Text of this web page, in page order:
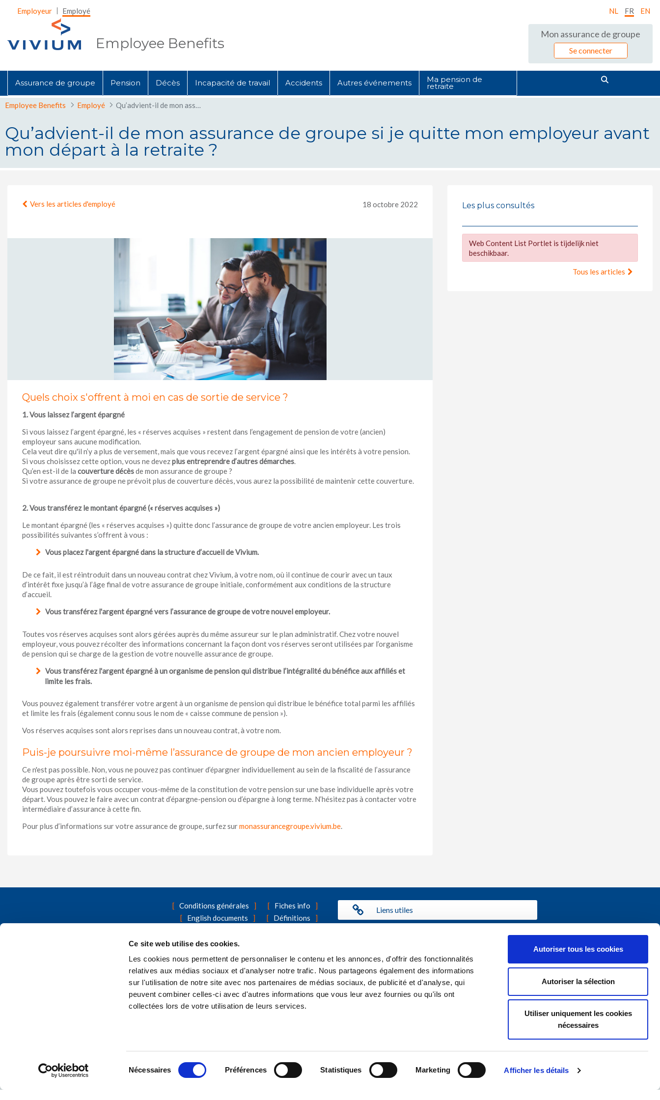
Ce site web utilise des cookies.
Les cookies nous permettent de personnaliser le contenu et les annonces, d'offrir des fonctionnalités
relatives aux médias sociaux et d'analyser notre trafic. Nous partageons également des informations
sur l'utilisation de notre site avec nos partenaires de médias sociaux, de publicité et d'analyse, qui
peuvent combiner celles-ci avec d'autres informations que vous leur avez fournies ou qu'ils ont
collectées lors de votre utilisation de leurs services.
Nécessaires Préférences Statistiques Marketing Afficher les détails
Autoriser tous les cookies
Autoriser la sélection
Utiliser uniquement les cookies
nécessaires
Saut au contenu principal
Employeur Employé NL FR EN
Employee Benefits
Mon assurance de groupe
Se connecter
Assurance de groupe Pension Décès Incapacité de travail Accidents Autres événements Ma pension de
retraite
Employee Benefits Employé Qu’advient-il de mon assurance de groupe si je quitte mon employeur avant mon départ à la retraite ?
Qu’advient-il de mon assurance de groupe si je quitte mon employeur avant
mon départ à la retraite ?
Vers les articles d'employé 18 octobre 2022
Quels choix s'offrent à moi en cas de sortie de service ?
1. Vous laissez l’argent épargné
Si vous laissez l’argent épargné, les « réserves acquises » restent dans l’engagement de pension de votre (ancien)
employeur sans aucune modification.
Cela veut dire qu'il n’y a plus de versement, mais que vous recevez l’argent épargné ainsi que les intérêts à votre pension.
Si vous choisissez cette option, vous ne devezplus entreprendre d’autres démarches.
Qu’en est-il de la couverture décèsde mon assurance de groupe ?
Si votre assurance de groupe ne prévoit plus de couverture décès, vous aurez la possibilité de maintenir cette couverture.
2. Vous transférez le montant épargné (« réserves acquises »)
Le montant épargné (les « réserves acquises ») quitte donc l’assurance de groupe de votre ancien employeur. Les trois
possibilités suivantes s’offrent à vous :
Vous placez l'argent épargné dans la structure d’accueil de Vivium.
De ce fait, il est réintroduit dans un nouveau contrat chez Vivium, à votre nom, où il continue de courir avec un taux
d’intérêt fixe jusqu’à l’âge final de votre assurance de groupe initiale, conformément aux conditions de la structure
d’accueil.
Vous transférez l'argent épargné vers l’assurance de groupe de votre nouvel employeur.
Toutes vos réserves acquises sont alors gérées auprès du même assureur sur le plan administratif. Chez votre nouvel
employeur, vous pouvez récolter des informations concernant la façon dont vos réserves seront utilisées par l’organisme
de pension qui se charge de la gestion de votre nouvelle assurance de groupe.
Vous transférez l'argent épargné à un organisme de pension qui distribue l’intégralité du bénéfice aux affiliés et
limite les frais.
Vous pouvez également transférer votre argent à un organisme de pension qui distribue le bénéfice total parmi les affiliés
et limite les frais (également connu sous le nom de « caisse commune de pension »).
Vos réserves acquises sont alors reprises dans un nouveau contrat, à votre nom.
Puis-je poursuivre moi-même l’assurance de groupe de mon ancien employeur ?
Ce n'est pas possible. Non, vous ne pouvez pas continuer d’épargner individuellement au sein de la fiscalité de l’assurance
de groupe après être sorti de service.
Vous pouvez toutefois vous occuper vous-même de la constitution de votre pension sur une base individuelle après votre
départ. Vous pouvez le faire avec un contrat d’épargne-pension ou d’épargne à long terme. N’hésitez pas à contacter votre
intermédiaire d’assurance à cette fin.
Pour plus d’informations sur votre assurance de groupe, surfez surmonassurancegroupe.vivium.be.
Les plus consultés
Web Content List Portlet is tijdelijk niet
beschikbaar.
Tous les articles
Conditions générales
Fiches info
English documents
Définitions
Liens utiles
A la recherche d'autres produits d'assurance Vivium que l'assurance de groupe ? Vous trouverez toutes les informations utiles surwww.vivium.be
marque de P&V Assurances
Rue Royale, 151 - 1210 Bruxelles
Tél. 02 406 35 11